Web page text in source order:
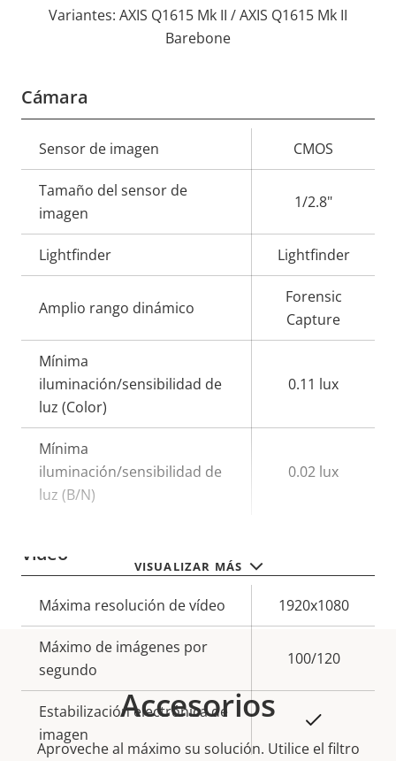
VISUALIZAR MÁS
Variantes: AXIS Q1615 Mk II / AXIS Q1615 Mk II
Barebone
Cámara
Descripción
de
propiedad
la
propiedad
Sensor de imagen CMOS
Tamaño del sensor de
imagen
1/2.8"
Lightfinder Lightfinder
Amplio rango dinámico
Forensic
Capture
Mínima
iluminación/sensibilidad de
luz (Color)
0.11 lux
Mínima
iluminación/sensibilidad de
luz (B/N)
0.02 lux
Vídeo
Descripción
de
propiedad
Valor de
la
propiedad
Máxima resolución de vídeo 1920x1080
Máximo de imágenes por
segundo
100/120
Estabilización electrónica de
imagen
Accesorios
Aproveche al máximo su solución. Utilice el filtro